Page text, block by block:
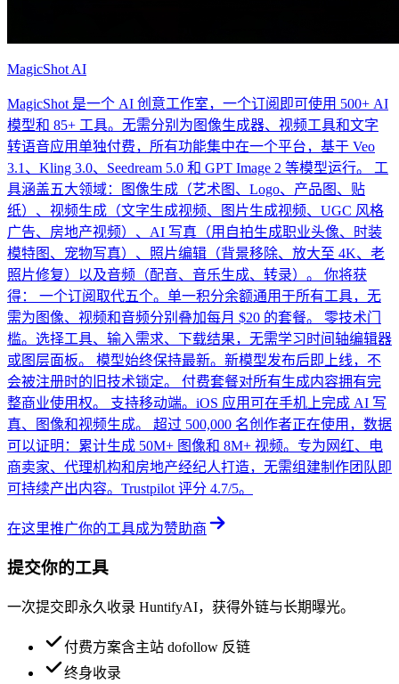
MagicShot AI
MagicShot 是一个 AI 创意工作室，一个订阅即可使用 500+ AI
模型和 85+ 工具。无需分别为图像生成器、视频工具和文字
转语音应用单独付费，所有功能集中在一个平台，基于 Veo
3.1、Kling 3.0、Seedream 5.0 和 GPT Image 2 等模型运行。 工
具涵盖五大领域：图像生成（艺术图、Logo、产品图、贴
纸）、视频生成（文字生成视频、图片生成视频、UGC 风格
广告、房地产视频）、AI 写真（用自拍生成职业头像、时装
模特图、宠物写真）、照片编辑（背景移除、放大至 4K、老
照片修复）以及音频（配音、音乐生成、转录）。 你将获
得： 一个订阅取代五个。单一积分余额通用于所有工具，无
需为图像、视频和音频分别叠加每月 $20 的套餐。 零技术门
槛。选择工具、输入需求、下载结果，无需学习时间轴编辑器
或图层面板。 模型始终保持最新。新模型发布后即上线，不
会被注册时的旧技术锁定。 付费套餐对所有生成内容拥有完
整商业使用权。 支持移动端。iOS 应用可在手机上完成 AI 写
真、图像和视频生成。 超过 500,000 名创作者正在使用，数据
可以证明：累计生成 50M+ 图像和 8M+ 视频。专为网红、电
商卖家、代理机构和房地产经纪人打造，无需组建制作团队即
可持续产出内容。Trustpilot 评分 4.7/5。
在这里推广你的工具成为赞助商
提交你的工具
一次提交即永久收录 HuntifyAI，获得外链与长期曝光。
付费方案含主站 dofollow 反链
终身收录